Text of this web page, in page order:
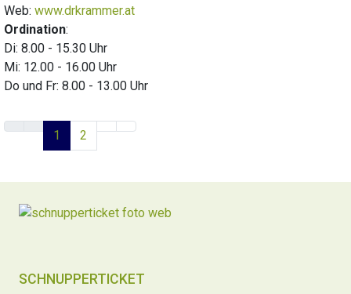
Web: www.drkrammer.at
Ordination:
Di: 8.00 - 15.30 Uhr
Mi: 12.00 - 16.00 Uhr
Do und Fr: 8.00 - 13.00 Uhr
1 2
SCHNUPPERTICKET